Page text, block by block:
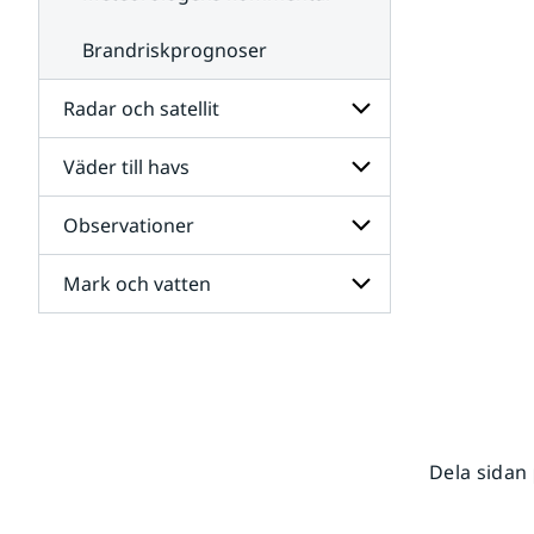
Brandriskprognoser
Radar och satellit
Undersidor
för
Radar
och
satellit
Väder till havs
Undersidor
för
Väder
till
havs
Observationer
Undersidor
för
Mark och vatten
Dela sidan